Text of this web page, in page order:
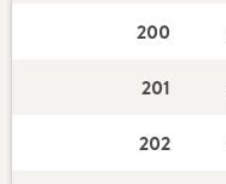
200
201
202